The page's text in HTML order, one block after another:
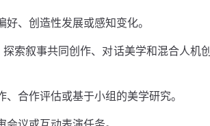
、创造性发展或感知变化。
索叙事共同创作、对话美学和混合人机创
合作评估或基于小组的美学研究。